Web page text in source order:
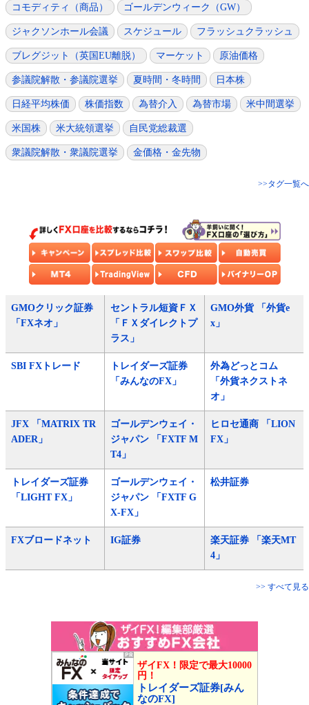
コモディティ（商品） ゴールデンウィーク（GW）
ジャクソンホール会議 スケジュール フラッシュクラッシュ
ブレグジット（英国EU離脱） マーケット 原油価格
参議院解散・参議院選挙 夏時間・冬時間 日本株
日経平均株価 株価指数 為替介入 為替市場 米中間選挙
米国株 米大統領選挙 自民党総裁選
衆議院解散・衆議院選挙 金価格・金先物
>>タグ一覧へ
GMOクリック証券
「FXネオ」
セントラル短資ＦＸ
「ＦＸダイレクトプ
ラス」
GMO外貨 「外貨e
x」
SBI FXトレード
トレイダーズ証券
「みんなのFX」
外為どっとコム
「外貨ネクストネ
オ」
JFX 「MATRIX TR
ADER」
ゴールデンウェイ・
ジャパン 「FXTF M
T4」
ヒロセ通商 「LION
FX」
トレイダーズ証券
「LIGHT FX」
ゴールデンウェイ・
ジャパン 「FXTF G
X-FX」
松井証券
FXブロードネット IG証券
楽天証券 「楽天MT
4」
>> すべて見る
ザイFX！限定で最大10000
円！
トレイダーズ証券[みん
なのFX]